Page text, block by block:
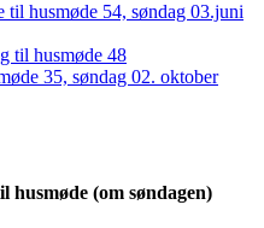
til husmøde 54, søndag 03.juni
til husmøde 48
35, søndag 02. oktober
(om søndagen)